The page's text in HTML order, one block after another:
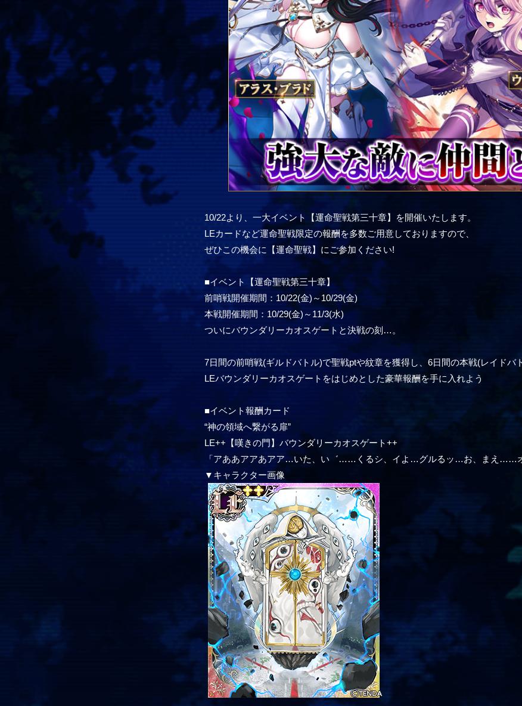
10/22より、一大イベント【運命聖戦第三十章】を開催いたします。
LEカードなど運命聖戦限定の報酬を多数ご用意しておりますので、
ぜひこの機会に【運命聖戦】にご参加ください!
■イベント【運命聖戦第三十章】
前哨戦開催期間：10/22(金)～10/29(金)
本戦開催期間：10/29(金)～11/3(水)
ついにバウンダリーカオスゲートと決戦の刻…。
7日間の前哨戦(ギルドバトル)で聖戦ptや紋章を獲得し、6日間の本戦(レイドバ
LEバウンダリーカオスゲートをはじめとした豪華報酬を手に入れよう
■イベント報酬カード
“神の領域へ繋がる扉”
LE++【嘆きの門】バウンダリーカオスゲート++
「アああアアあアア…いた、い゛……くるシ、イよ…グルるッ…お、まえ……
▼キャラクター画像